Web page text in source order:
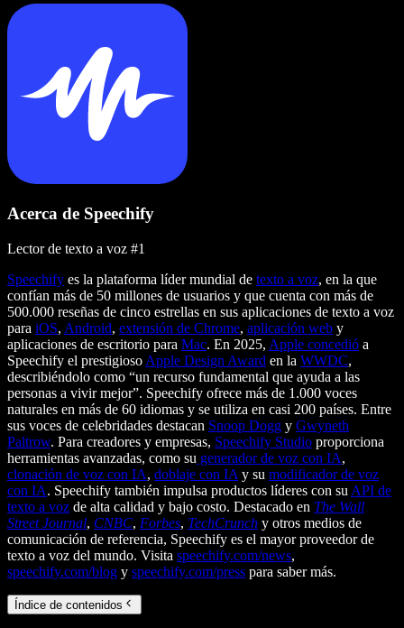
Acerca de Speechify
Lector de texto a voz #1
Speechify es la plataforma líder mundial de texto a voz, en la que
confían más de 50 millones de usuarios y que cuenta con más de
500.000 reseñas de cinco estrellas en sus aplicaciones de texto a voz
para iOS, Android, extensión de Chrome, aplicación web y
aplicaciones de escritorio para Mac. En 2025, Apple concedió a
Speechify el prestigioso Apple Design Award en la WWDC,
describiéndolo como “un recurso fundamental que ayuda a las
personas a vivir mejor”. Speechify ofrece más de 1.000 voces
naturales en más de 60 idiomas y se utiliza en casi 200 países. Entre
sus voces de celebridades destacan Snoop Dogg y Gwyneth
Paltrow. Para creadores y empresas, Speechify Studio proporciona
herramientas avanzadas, como su generador de voz con IA,
clonación de voz con IA, doblaje con IA y su modificador de voz
con IA. Speechify también impulsa productos líderes con su API de
texto a voz de alta calidad y bajo costo. Destacado en The Wall
Street Journal, CNBC, Forbes, TechCrunch y otros medios de
comunicación de referencia, Speechify es el mayor proveedor de
texto a voz del mundo. Visita speechify.com/news,
speechify.com/blog y speechify.com/press para saber más.
Índice de contenidos